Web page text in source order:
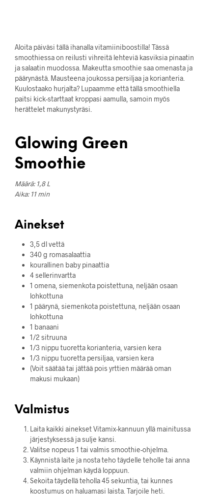
Aloita päiväsi tällä ihanalla vitamiiniboostilla! Tässä
smoothiessa on reilusti vihreitä lehteviä kasviksia pinaatin
ja salaatin muodossa. Makeutta smoothie saa omenasta ja
päärynästä. Mausteena joukossa persiljaa ja korianteria.
Kuulostaako hurjalta? Lupaamme että tällä smoothiella
paitsi kick-starttaat kroppasi aamulla, samoin myös
herättelet makunystyräsi.
Glowing Green
Smoothie
Määrä: 1,8 L
Aika: 11 min
Ainekset
3,5 dl vettä
340 g romasalaattia
kourallinen baby pinaattia
4 sellerinvartta
1 omena, siemenkota poistettuna, neljään osaan
lohkottuna
1 päärynä, siemenkota poistettuna, neljään osaan
lohkottuna
1 banaani
1/2 sitruuna
1/3 nippu tuoretta korianteria, varsien kera
1/3 nippu tuoretta persiljaa, varsien kera
(Voit säätää tai jättää pois yrttien määrää oman
makusi mukaan)
Valmistus
Laita kaikki ainekset Vitamix-kannuun yllä mainitussa
järjestyksessä ja sulje kansi.
Valitse nopeus 1 tai valmis smoothie-ohjelma.
Käynnistä laite ja nosta teho täydelle teholle tai anna
valmiin ohjelman käydä loppuun.
Sekoita täydellä teholla 45 sekuntia, tai kunnes
koostumus on haluamasi laista. Tarjoile heti.